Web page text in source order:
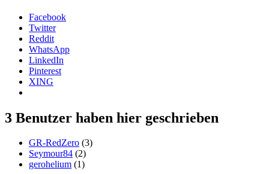
Facebook
Twitter
Reddit
WhatsApp
LinkedIn
Pinterest
XING
3 Benutzer haben hier geschrieben
GR-RedZero (3)
Seymour84 (2)
gerohelium (1)